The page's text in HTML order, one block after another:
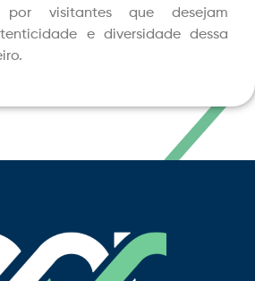
por visitantes que desejam
e diversidade dessa